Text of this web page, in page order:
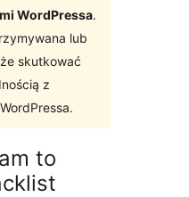
WordPressa.
lub
skutkować
z
to